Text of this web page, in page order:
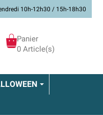
10h-12h30 / 15h-18h30
Panier
0 Article(s)